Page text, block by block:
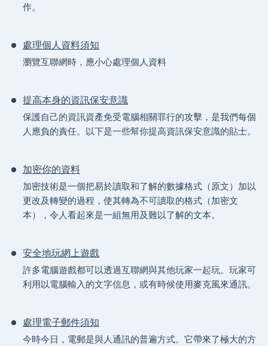
作。
處理個人資料須知
瀏覽互聯網時，應小心處理個人資料
提高本身的資訊保安意識
保護自己的資訊資產免受電腦相關罪行的攻擊，是我們每個
人應負的責任。以下是一些幫你提高資訊保安意識的貼士。
加密你的資料
加密技術是一個把易於讀取和了解的數據格式（原文）加以
更改及轉變的過程，使其轉為不可讀取的格式（加密文
本），令人看起來是一組無用及難以了解的文本。
安全地玩網上遊戲
許多電腦遊戲都可以透過互聯網與其他玩家一起玩。玩家可
利用以電腦輸入的文字信息，或有時候使用麥克風來通訊。
處理電子郵件須知
今時今日，電郵是與人通訊的普遍方式。它帶來了極大的方